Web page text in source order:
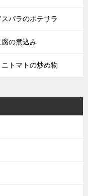
パラのポテサラ
の煮込み
トマトの炒め物